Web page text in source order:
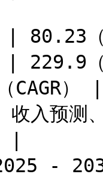
| 80.23
| 229.9
（CAGR
入预测
|
-